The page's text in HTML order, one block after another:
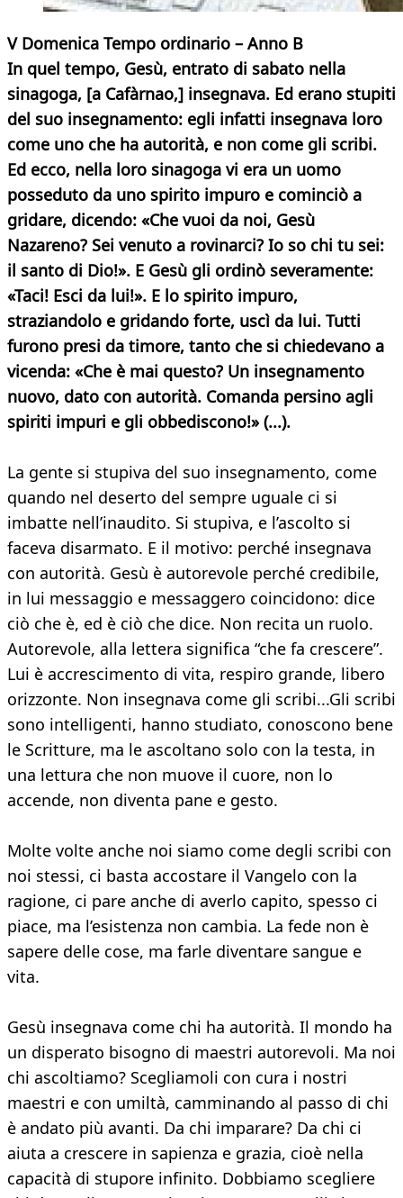
V Domenica Tempo ordinario – Anno B
In quel tempo, Gesù, entrato di sabato nella
sinagoga, [a Cafàrnao,] insegnava. Ed erano stupiti
del suo insegnamento: egli infatti insegnava loro
come uno che ha autorità, e non come gli scribi.
Ed ecco, nella loro sinagoga vi era un uomo
posseduto da uno spirito impuro e cominciò a
gridare, dicendo: «Che vuoi da noi, Gesù
Nazareno? Sei venuto a rovinarci? Io so chi tu sei:
il santo di Dio!». E Gesù gli ordinò severamente:
«Taci! Esci da lui!». E lo spirito impuro,
straziandolo e gridando forte, uscì da lui. Tutti
furono presi da timore, tanto che si chiedevano a
vicenda: «Che è mai questo? Un insegnamento
nuovo, dato con autorità. Comanda persino agli
spiriti impuri e gli obbediscono!» (...).
La gente si stupiva del suo insegnamento, come
quando nel deserto del sempre uguale ci si
imbatte nell’inaudito. Si stupiva, e l’ascolto si
faceva disarmato. E il motivo: perché insegnava
con autorità. Gesù è autorevole perché credibile,
in lui messaggio e messaggero coincidono: dice
ciò che è, ed è ciò che dice. Non recita un ruolo.
Autorevole, alla lettera significa “che fa crescere”.
Lui è accrescimento di vita, respiro grande, libero
orizzonte. Non insegnava come gli scribi...Gli scribi
sono intelligenti, hanno studiato, conoscono bene
le Scritture, ma le ascoltano solo con la testa, in
una lettura che non muove il cuore, non lo
accende, non diventa pane e gesto.
Molte volte anche noi siamo come degli scribi con
noi stessi, ci basta accostare il Vangelo con la
ragione, ci pare anche di averlo capito, spesso ci
piace, ma l’esistenza non cambia. La fede non è
sapere delle cose, ma farle diventare sangue e
vita.
Gesù insegnava come chi ha autorità. Il mondo ha
un disperato bisogno di maestri autorevoli. Ma noi
chi ascoltiamo? Scegliamoli con cura i nostri
maestri e con umiltà, camminando al passo di chi
è andato più avanti. Da chi imparare? Da chi ci
aiuta a crescere in sapienza e grazia, cioè nella
capacità di stupore infinito. Dobbiamo scegliere